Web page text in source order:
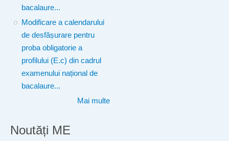
bacalaure...
Modificare a calendarului
de desfășurare pentru
proba obligatorie a
profilului (E.c) din cadrul
examenului național de
bacalaure...
Mai multe
Noutăți ME